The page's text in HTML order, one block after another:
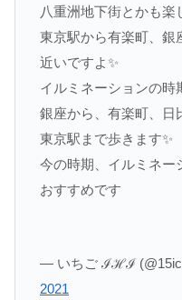
八重洲地下街とかも
東京駅から有楽町、銀
近いですよ✨
イルミネーションの時
銀座から、有楽町、日
東京駅まで歩きます✨
今の時期、イルミネー
おすすめです
— いちご ℐℋℐ
2021